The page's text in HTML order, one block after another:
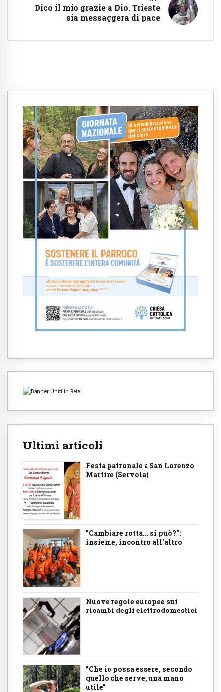
Dico il mio grazie a Dio. Trieste
sia messaggera di pace
Ultimi articoli
Festa patronale a San Lorenzo
Martire (Servola)
"Cambiare rotta... si può?":
insieme, incontro all'altro
Nuove regole europee sui
ricambi degli elettrodomestici
"Che io possa essere, secondo
quello che serve, una mano
utile"